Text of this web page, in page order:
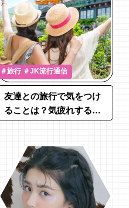
＃旅行 ＃JK流行通信
友達との旅行で気をつけ
ることは？気疲れする原